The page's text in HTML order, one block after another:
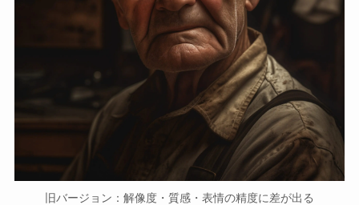
旧バージョン：解像度・質感・表情の精度に差が出る